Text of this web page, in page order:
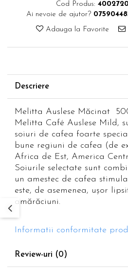
Cod Produs:
Ai nevoie de ajutor?
Adauga la Favorite
Descriere
Melitta Auslese Măcinat
Melitta Café Auslese Mild,
soiuri de cafea foarte
bune regiuni de cafea (de
Africa de Est, America
Soiurile selectate sunt
un amestec de cafea
este, de asemenea, ușor
amărăciuni.
Informatii conformitate
Review-uri (0)